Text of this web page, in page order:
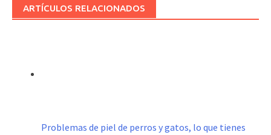
ARTÍCULOS RELACIONADOS
Problemas de piel de perros y gatos, lo que tienes